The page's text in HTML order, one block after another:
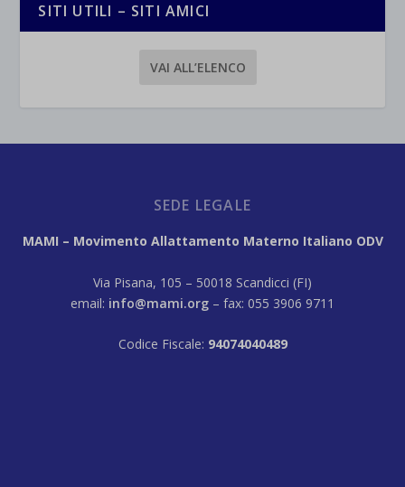
SITI UTILI – SITI AMICI
VAI ALL’ELENCO
SEDE LEGALE
MAMI – Movimento Allattamento Materno Italiano ODV
Via Pisana, 105 – 50018 Scandicci (FI)
email: info@mami.org – fax: 055 3906 9711
Codice Fiscale: 94074040489